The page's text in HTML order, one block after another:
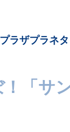
ラザプラネ
「サ